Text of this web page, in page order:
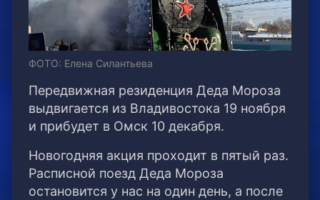
ФОТО: Елена Силантьева
Передвижная резиденция Деда Мороза
выдвигается из Владивостока 19 ноября
и прибудет в Омск 10 декабря.
Новогодняя акция проходит в пятый раз.
Расписной поезд Деда Мороза
остановится у нас на один день, а после